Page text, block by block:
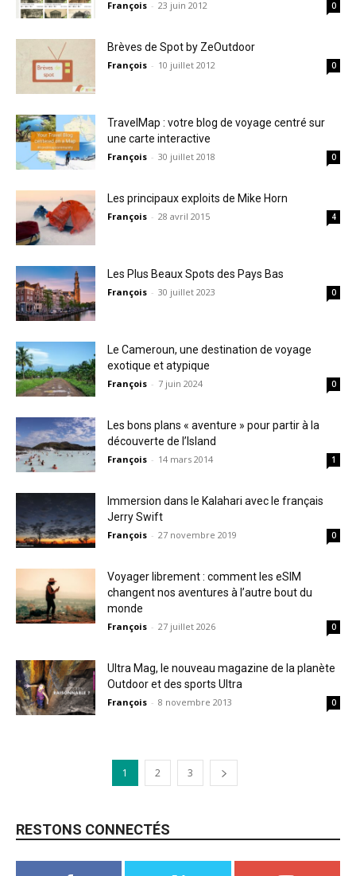
François - 23 juin 2012 0
Brèves de Spot by ZeOutdoor
François - 10 juillet 2012 0
TravelMap : votre blog de voyage centré sur
une carte interactive
François - 30 juillet 2018 0
Les principaux exploits de Mike Horn
François - 28 avril 2015 4
Les Plus Beaux Spots des Pays Bas
François - 30 juillet 2023 0
Le Cameroun, une destination de voyage
exotique et atypique
François - 7 juin 2024 0
Les bons plans « aventure » pour partir à la
découverte de l’Island
François - 14 mars 2014 1
Immersion dans le Kalahari avec le français
Jerry Swift
François - 27 novembre 2019 0
Voyager librement : comment les eSIM
changent nos aventures à l’autre bout du
monde
François - 27 juillet 2026 0
Ultra Mag, le nouveau magazine de la planète
Outdoor et des sports Ultra
François - 8 novembre 2013 0
1 2 3
RESTONS CONNECTÉS